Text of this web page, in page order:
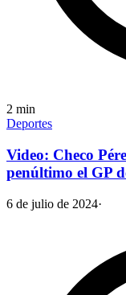
2 min
Deportes
Video: Checo
penúltimo el GP
6 de julio de 2024·